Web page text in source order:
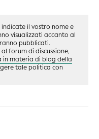
il vostro nome e
visualizzati accanto al
pubblicati.
forum di discussione,
in materia di blog della
tale politica con